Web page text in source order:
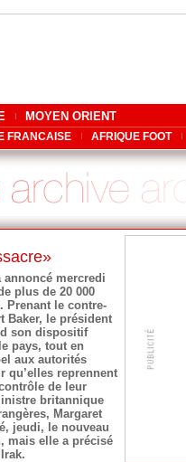
MOYEN ORIENT
FRANCAISE AFRIQUE FOOT
annoncé mercredi
plus de 20 000
Prenant le contre-
Baker, le président
son dispositif
pays, tout en
aux autorités
qu’elles reprennent
de leur
britannique
Margaret
jeudi, le nouveau
mais elle a précisé